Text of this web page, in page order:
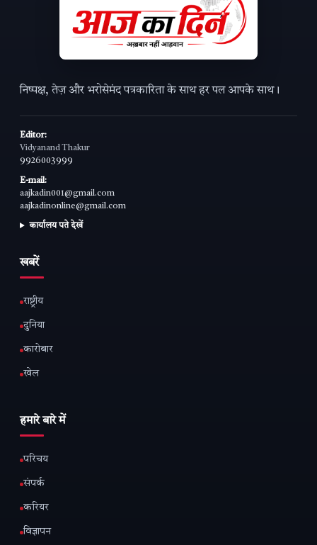
निष्पक्ष, तेज़ और भरोसेमंद पत्रकारिता के साथ हर पल आपके साथ।
Editor:
Vidyanand Thakur
9926003999
E-mail:
aajkadin001@gmail.com
aajkadinonline@gmail.com
कार्यालय पते देखें
खबरें
राष्ट्रीय
दुनिया
कारोबार
खेल
हमारे बारे में
परिचय
संपर्क
करियर
विज्ञापन